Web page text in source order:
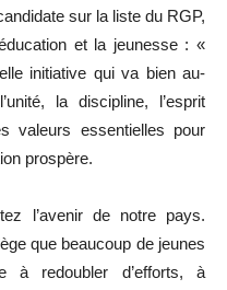
sur la liste du RGP,
et la jeunesse : «
initiative qui va bien au-
la discipline, l’esprit
valeurs essentielles pour
prospère.
l’avenir de notre pays.
que beaucoup de jeunes
à redoubler d’efforts, à